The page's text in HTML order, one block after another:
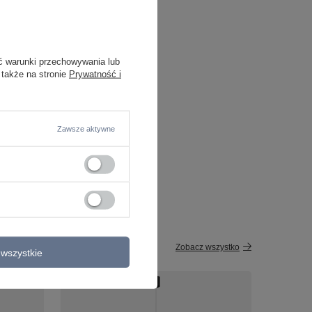
NIEDOSTĘPNY
Zobacz wszystko
warunki przechowywania lub
na stronie Prywatność i
Zawsze aktywne